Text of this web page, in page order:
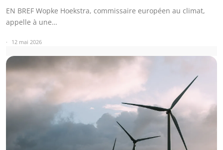
EN BREF Wopke Hoekstra, commissaire européen au climat,
appelle à une…
12 mai 2026